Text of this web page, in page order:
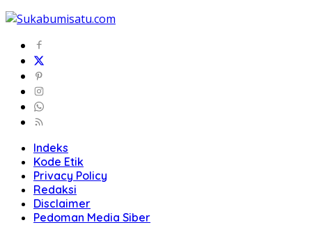
Indeks
Kode Etik
Privacy Policy
Redaksi
Disclaimer
Pedoman Media Siber